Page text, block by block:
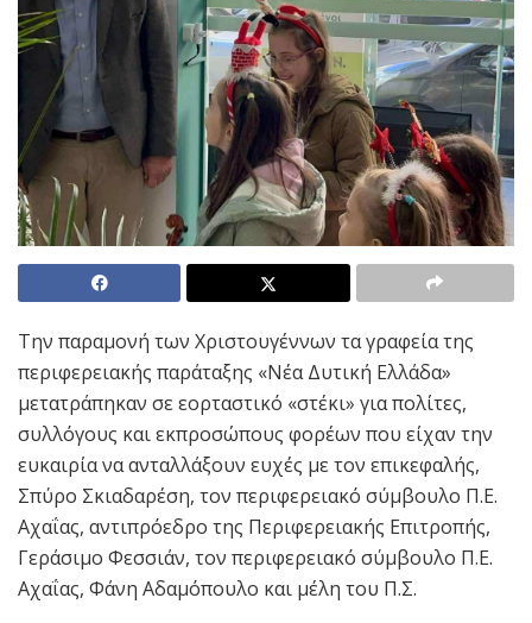
Την παραμονή των Χριστουγέννων τα γραφεία της
περιφερειακής παράταξης «Νέα Δυτική Ελλάδα»
μετατράπηκαν σε εορταστικό «στέκι» για πολίτες,
συλλόγους και εκπροσώπους φορέων που είχαν την
ευκαιρία να ανταλλάξουν ευχές με τον επικεφαλής,
Σπύρο Σκιαδαρέση, τον περιφερειακό σύμβουλο Π.Ε.
Αχαΐας, αντιπρόεδρο της Περιφερειακής Επιτροπής,
Γεράσιμο Φεσσιάν, τον περιφερειακό σύμβουλο Π.Ε.
Αχαΐας, Φάνη Αδαμόπουλο και μέλη του Π.Σ.